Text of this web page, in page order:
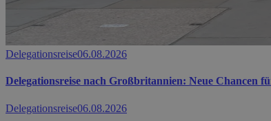
Delegationsreise06.08.2026
Delegationsreise nach Großbritannien: Neue Chancen
Delegationsreise06.08.2026